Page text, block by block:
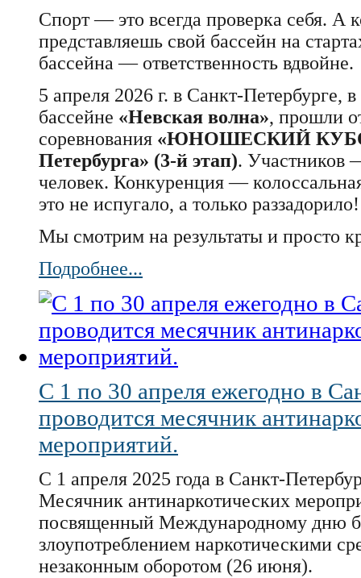
Спорт — это всегда проверка себя. А
представляешь свой бассейн на
бассейна — ответственность вдвойне.
5 апреля 2026 г. в Санкт-Петербурге,
бассейне «Невская волна», прошли
соревнования «ЮНОШЕСКИЙ
Петербурга» (3-й этап). Участников
человек. Конкуренция —
это не испугало, а только
Мы смотрим на результаты и просто
Подробнее...
С 1 по 30 апреля ежегодно в
проводится месячник
мероприятий.
С 1 апреля 2025 года в Санкт-
Месячник антинаркотических
посвященный Международному дню
злоупотреблением наркотическими
незаконным оборотом (26 июня).